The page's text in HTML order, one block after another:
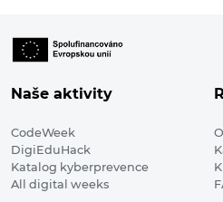
Naše aktivity
CodeWeek
DigiEduHack
Katalog kyberprevence
All digital weeks